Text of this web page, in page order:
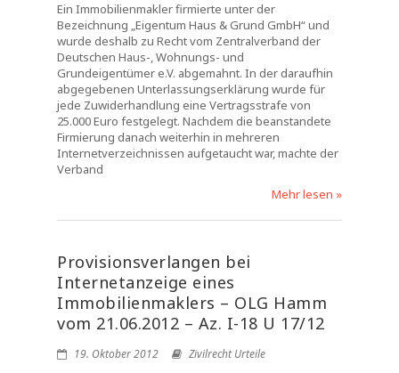
Ein Immobilienmakler firmierte unter der
Bezeichnung „Eigentum Haus & Grund GmbH“ und
wurde deshalb zu Recht vom Zentralverband der
Deutschen Haus-, Wohnungs- und
Grundeigentümer e.V. abgemahnt. In der daraufhin
abgegebenen Unterlassungserklärung wurde für
jede Zuwiderhandlung eine Vertragsstrafe von
25.000 Euro festgelegt. Nachdem die beanstandete
Firmierung danach weiterhin in mehreren
Internetverzeichnissen aufgetaucht war, machte der
Verband
Mehr lesen »
Provisionsverlangen bei
Internetanzeige eines
Immobilienmaklers – OLG Hamm
vom 21.06.2012 – Az. I-18 U 17/12
19. Oktober 2012 Zivilrecht Urteile